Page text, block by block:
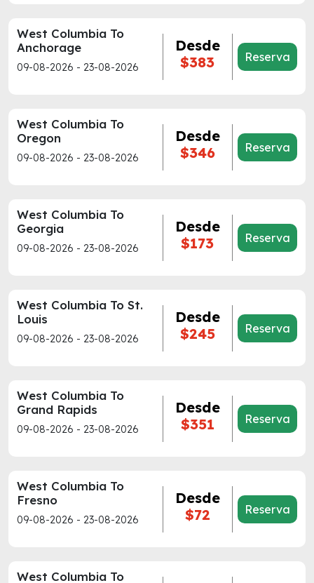
West Columbia To
Anchorage
09-08-2026 - 23-08-2026
Desde
$383
Reserva
West Columbia To
Oregon
09-08-2026 - 23-08-2026
Desde
$346
Reserva
West Columbia To
Georgia
09-08-2026 - 23-08-2026
Desde
$173
Reserva
West Columbia To St.
Louis
09-08-2026 - 23-08-2026
Desde
$245
Reserva
West Columbia To
Grand Rapids
09-08-2026 - 23-08-2026
Desde
$351
Reserva
West Columbia To
Fresno
09-08-2026 - 23-08-2026
Desde
$72
Reserva
West Columbia To